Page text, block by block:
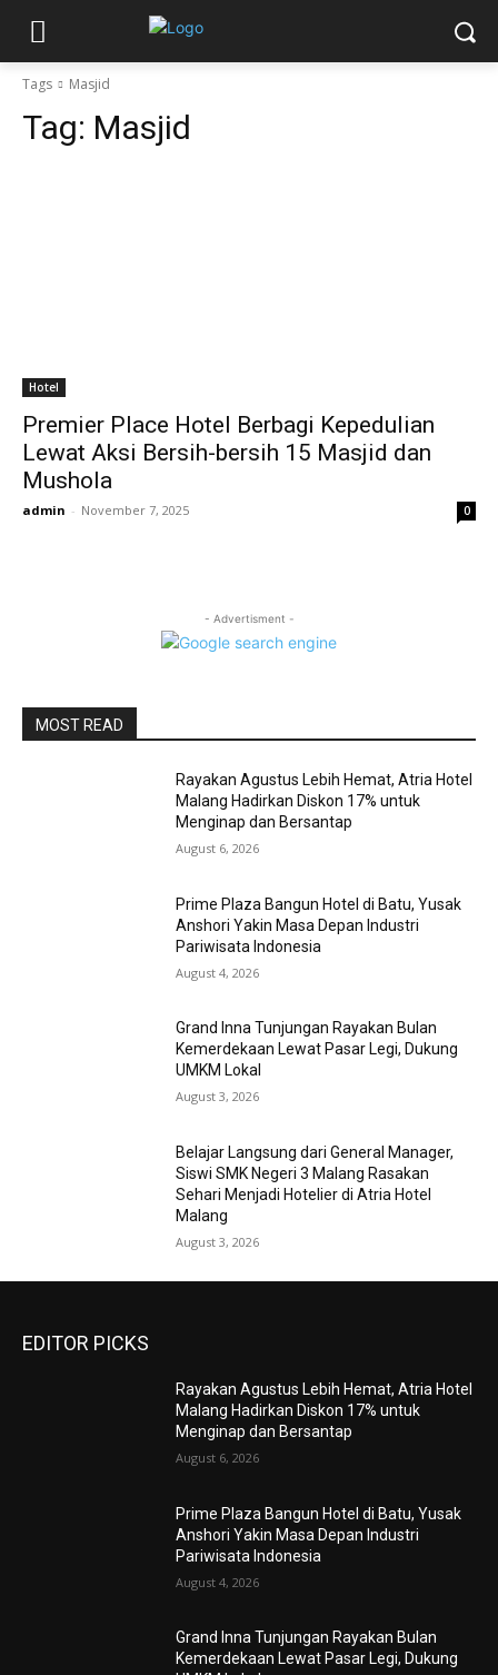
Tags Masjid
Tag: Masjid
Hotel
Premier Place Hotel Berbagi Kepedulian
Lewat Aksi Bersih-bersih 15 Masjid dan
Mushola
admin - November 7, 2025 0
- Advertisment -
MOST READ
Rayakan Agustus Lebih Hemat, Atria Hotel
Malang Hadirkan Diskon 17% untuk
Menginap dan Bersantap
August 6, 2026
Prime Plaza Bangun Hotel di Batu, Yusak
Anshori Yakin Masa Depan Industri
Pariwisata Indonesia
August 4, 2026
Grand Inna Tunjungan Rayakan Bulan
Kemerdekaan Lewat Pasar Legi, Dukung
UMKM Lokal
August 3, 2026
Belajar Langsung dari General Manager,
Siswi SMK Negeri 3 Malang Rasakan
Sehari Menjadi Hotelier di Atria Hotel
Malang
August 3, 2026
EDITOR PICKS
Rayakan Agustus Lebih Hemat, Atria Hotel
Malang Hadirkan Diskon 17% untuk
Menginap dan Bersantap
August 6, 2026
Prime Plaza Bangun Hotel di Batu, Yusak
Anshori Yakin Masa Depan Industri
Pariwisata Indonesia
August 4, 2026
Grand Inna Tunjungan Rayakan Bulan
Kemerdekaan Lewat Pasar Legi, Dukung